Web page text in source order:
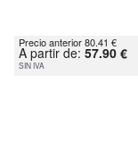
Precio anterior 80.41 €
A partir de: 57.90 €
SIN IVA